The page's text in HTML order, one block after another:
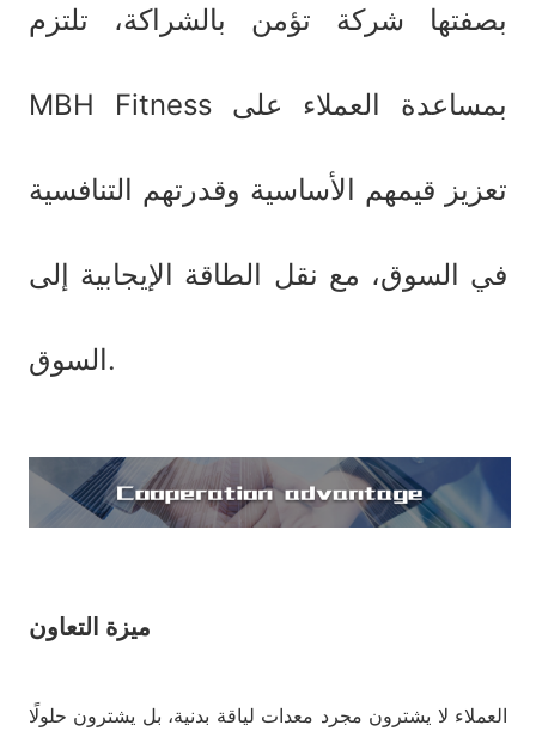
بصفتها شركة تؤمن بالشراكة، تلتزم
MBH Fitness بمساعدة العملاء على
تعزيز قيمهم الأساسية وقدرتهم التنافسية
في السوق، مع نقل الطاقة الإيجابية إلى
السوق.
ميزة التعاون
العملاء لا يشترون مجرد معدات لياقة بدنية، بل يشترون حلولًا